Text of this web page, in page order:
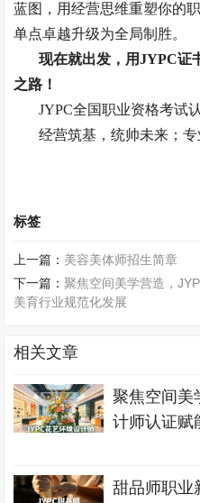
蓝图，用经营思维重塑你的
单点卓越升级为全局制胜。
现在就出发，用JYPC证
之路！
JYPC全国职业资格考试
经营筑基，统帅未来；专
标签
上一篇： 美容美体师招生简章
下一篇：聚焦空间美学营造，
美育行业规范化发展
相关文章
聚焦空间美
计师认证赋
甜品师职业